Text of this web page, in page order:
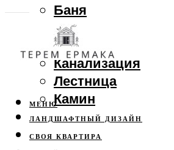
Баня
Веранда
Забор
Канализация
Лестница
Камин
ЛАНДШАФТНЫЙ ДИЗАЙН
СВОЯ КВАРТИРА
МЕНЮ